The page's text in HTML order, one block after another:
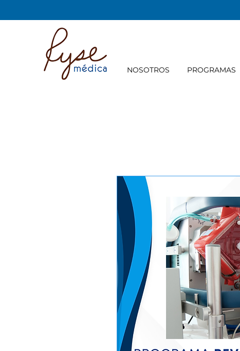
NOSOTROS PROGRAMAS